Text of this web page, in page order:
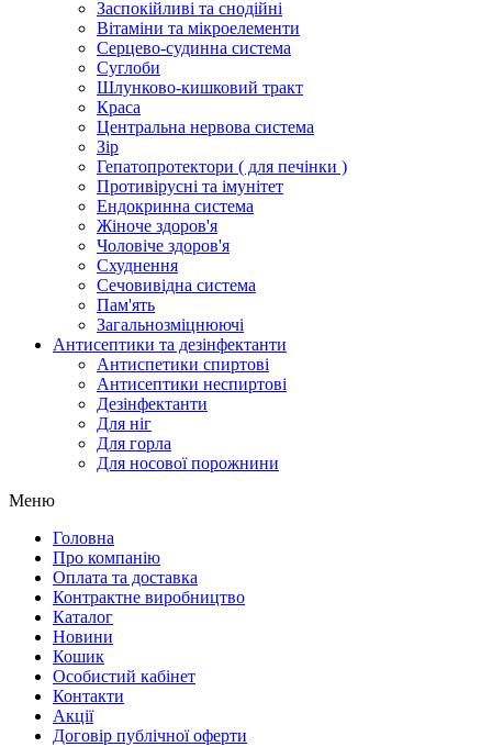
Заспокійливі та снодійні
Вітаміни та мікроелементи
Серцево-судинна система
Суглоби
Шлунково-кишковий тракт
Краса
Центральна нервова система
Зір
Гепатопротектори ( для печінки )
Противірусні та імунітет
Ендокринна система
Жіноче здоров'я
Чоловіче здоров'я
Схуднення
Сечовивідна система
Пам'ять
Загальнозміцнюючі
Антисептики та дезінфектанти
Антиспетики спиртові
Антисептики неспиртові
Дезінфектанти
Для ніг
Для горла
Для носової порожнини
Меню
Головна
Про компанію
Оплата та доставка
Контрактне виробництво
Каталог
Новини
Кошик
Особистий кабінет
Контакти
Акції
Договір публічної оферти